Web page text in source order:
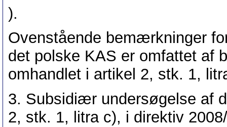
).
Ovenstående bemærkninger
det polske KAS er omfattet af
omhandlet i artikel 2, stk. 1,
3. Subsidiær undersøgelse af
2, stk. 1, litra c), i direktiv